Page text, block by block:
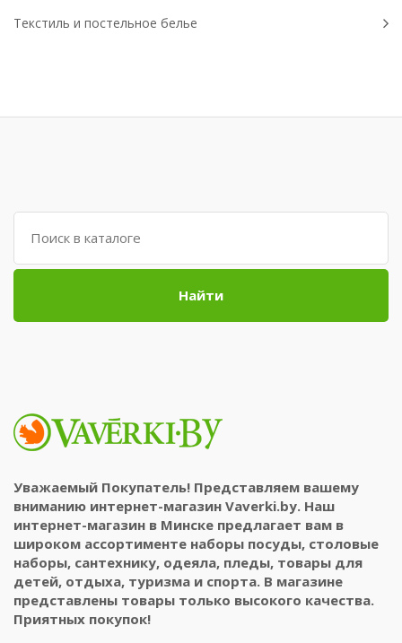
Текстиль и постельное белье
Поиск:
Найти
Уважаемый Покупатель! Представляем вашему
вниманию интернет-магазин Vaverki.by. Наш
интернет-магазин в Минске предлагает вам в
широком ассортименте наборы посуды, столовые
наборы, сантехнику, одеяла, пледы, товары для
детей, отдыха, туризма и спорта. В магазине
представлены товары только высокого качества.
Приятных покупок!